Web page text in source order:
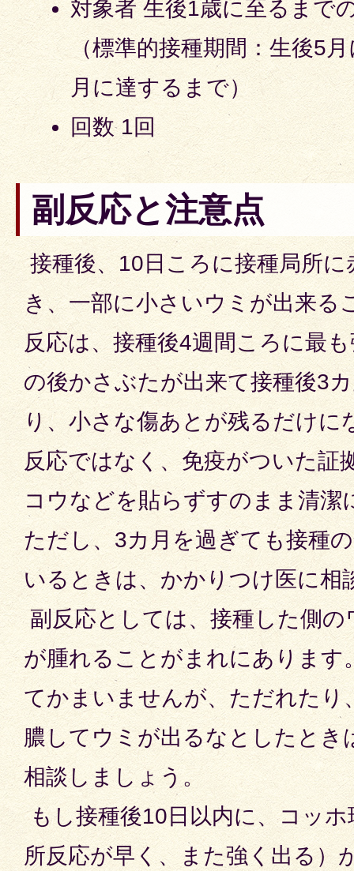
対象者 生後1歳に至るまで
（標準的接種期間：生後5
月に達するまで）
回数 1回
副反応と注意点
接種後、10日ころに接種局所
き、一部に小さいウミが出来る
反応は、接種後4週間ころに最
の後かさぶたが出来て接種後3
り、小さな傷あとが残るだけに
反応ではなく、免疫がついた証
コウなどを貼らずすのまま清潔
ただし、3カ月を過ぎても接種
いるときは、かかりつけ医に相
副反応としては、接種した側の
が腫れることがまれにあります
てかまいませんが、ただれたり
膿してウミが出るなとしたとき
相談しましょう。
もし接種後10日以内に、コッホ
所反応が早く、また強く出る）